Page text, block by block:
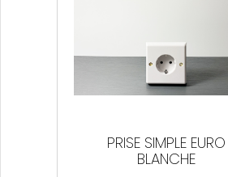
PRISE SIMPLE EURO
BLANCHE